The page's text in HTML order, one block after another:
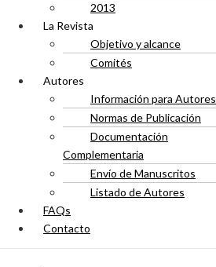
2013
La Revista
Objetivo y alcance
Comités
Autores
Información para Autores
Normas de Publicación
Documentación
Complementaria
Envío de Manuscritos
Listado de Autores
FAQs
Contacto